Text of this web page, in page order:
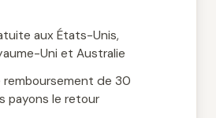
aux États-Unis,
Uni et Australie
remboursement de 30
payons le retour